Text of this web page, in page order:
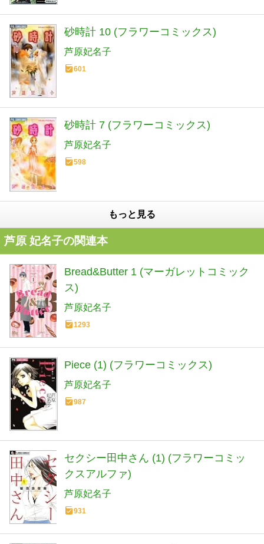
砂時計 10 (フラワーコミックス)
芦原妃名子
601
砂時計 7 (フラワーコミックス)
芦原妃名子
598
もっと見る
芦原 妃名子の関連本
Bread&Butter 1 (マーガレットコミック
ス)
芦原妃名子
1293
Piece (1) (フラワーコミックス)
芦原妃名子
987
セクシー田中さん (1) (フラワーコミッ
クスアルファ)
芦原妃名子
931